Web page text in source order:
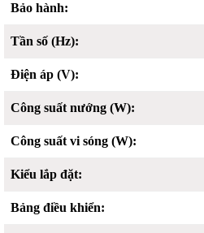
Bảo hành:
Tần số (Hz):
Điện áp (V):
Công suất nướng (W):
Công suất vi sóng (W):
Kiểu lắp đặt:
Bảng điều khiển: